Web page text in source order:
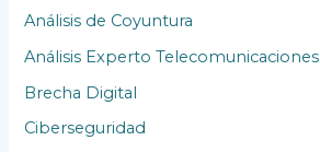
e
s
Análisis de Coyuntura
Análisis Experto Telecomunicaciones
Brecha Digital
Ciberseguridad